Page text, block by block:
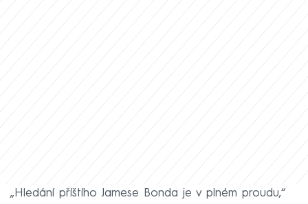
„Hledání příštího Jamese Bonda je v plném proudu,“